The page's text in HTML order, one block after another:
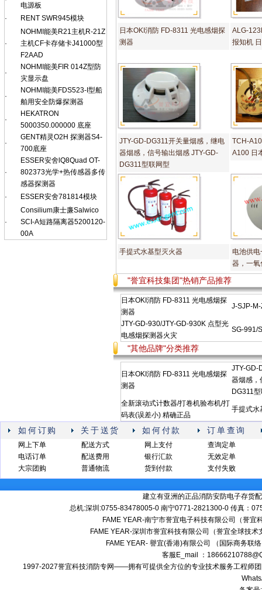
电源板
·
RENT SWR945模块
·
NOHMI能美R21主机R-21Z
主机CF卡存储卡J41000型
F2AAD
·
NOHMI能美FIR 014Z型防
灾显示盘
·
NOHMI能美FDS523-I型船
舶用安全防爆探测器
·
HEKATRON
5000350.000000 底座
·
GENT精灵O2H 探测器S4-
700底座
·
ESSER安舍lQ8Quad OT-
802373光学+热传感器多传
感器探测器
·
ESSER安舍781814模块
·
Consilium康士廉Salwico
SCI-A短路隔离器5200120-
00A
日本OKI消防 FD-8311 光电感烟探
测器
ALG-
报知机
JTY-GD-DG311开关量烟感，继电
器烟感，信号输出烟感 JTY-GD-
DG311型联网型
TCH-
A100 日
手提式水基型灭火器
电池供
器，一氧
"誉宜科技集团"热销产品推荐
日本OKI消防 FD-8311 光电感烟探
测器
J-SJP-
JTY-GD-930/JTY-GD-930K 点型光
电感烟探测器火灾
SG-991/
"其他品牌"分类推荐
日本OKI消防 FD-8311 光电感烟探
测器
JTY-GD-
器烟感，
DG311
全新滚动式计数器/打卷机验布机/打
码表(误差小) 精确正品
手提式水
如何订购 关于送货 如何付款 订单查询
网上下单
电话订单
大宗团购
配送方式
配送费用
普通物流
网上支付
银行汇款
货到付款
查询定单
无效定单
支付失败
建立有亚洲的正品消防安防电子存货
总机:深圳:0755-83478005-0 南宁0771-2821300-0 传真：
FAME YEAR-南宁市誉宜电子科技有限公司（誉
FAME YEAR-深圳市誉宜科技有限公司（誉宜全球技
FAME YEAR- 譽宜(香港)有限公司 （国际商务联
客服E_mail ：
1997-2027誉宜科技消防专网——拥有可提供全方位的专业技术服务工程师